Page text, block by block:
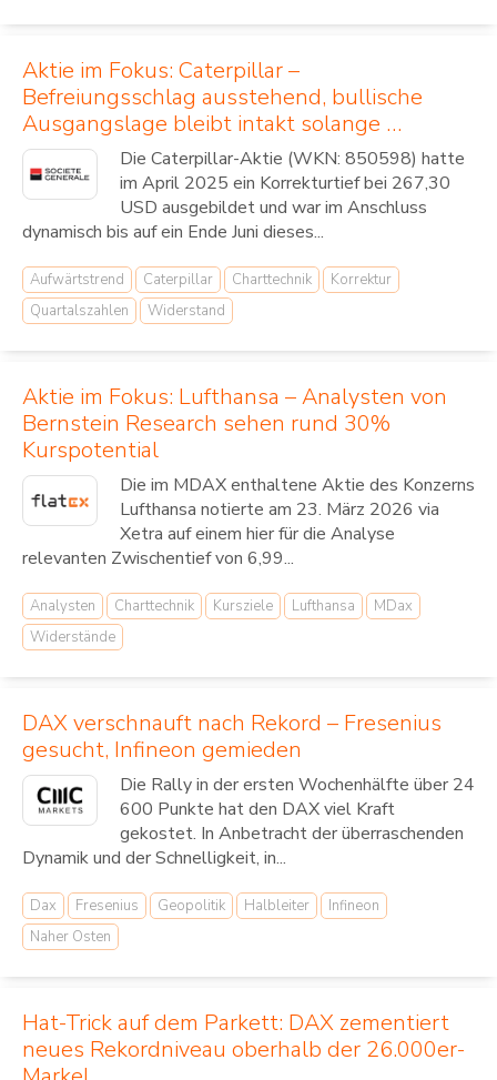
Aktie im Fokus: Caterpillar –
Befreiungsschlag ausstehend, bullische
Ausgangslage bleibt intakt solange …
Die Caterpillar-Aktie (WKN: 850598) hatte
im April 2025 ein Korrekturtief bei 267,30
USD ausgebildet und war im Anschluss
dynamisch bis auf ein Ende Juni dieses...
Aufwärtstrend Caterpillar Charttechnik
Korrektur
Quartalszahlen
Widerstand
Aktie im Fokus: Lufthansa – Analysten von
Bernstein Research sehen rund 30%
Kurspotential
Die im MDAX enthaltene Aktie des Konzerns
Lufthansa notierte am 23. März 2026 via
Xetra auf einem hier für die Analyse
relevanten Zwischentief von 6,99...
Analysten Charttechnik Kursziele Lufthansa
MDax
Widerstände
DAX verschnauft nach Rekord – Fresenius
gesucht, Infineon gemieden
Die Rally in der ersten Wochenhälfte über 24
600 Punkte hat den DAX viel Kraft
gekostet. In Anbetracht der überraschenden
Dynamik und der Schnelligkeit, in...
Dax Fresenius Geopolitik Halbleiter
Infineon
Naher Osten
Hat-Trick auf dem Parkett: DAX zementiert
neues Rekordniveau oberhalb der 26.000er-